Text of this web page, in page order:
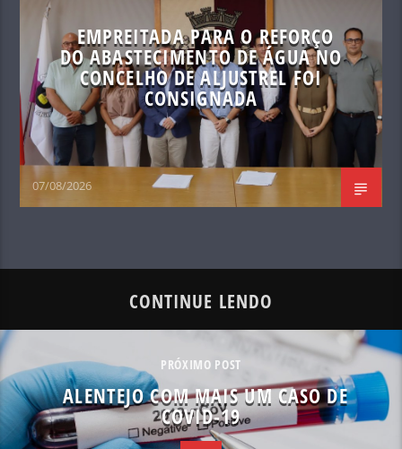
EMPREITADA PARA O REFORÇO
DO ABASTECIMENTO DE ÁGUA NO
CONCELHO DE ALJUSTREL FOI
CONSIGNADA
07/08/2026
CONTINUE LENDO
PRÓXIMO POST
ALENTEJO COM MAIS UM CASO DE
COVID-19